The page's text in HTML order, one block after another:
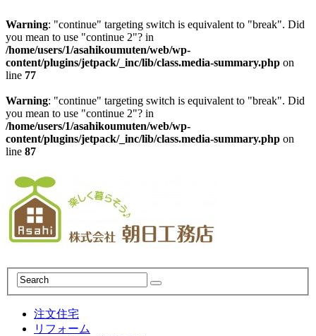
Warning: "continue" targeting switch is equivalent to "break". Did
you mean to use "continue 2"? in
/home/users/1/asahikoumuten/web/wp-
content/plugins/jetpack/_inc/lib/class.media-summary.php on
line 77
Warning: "continue" targeting switch is equivalent to "break". Did
you mean to use "continue 2"? in
/home/users/1/asahikoumuten/web/wp-
content/plugins/jetpack/_inc/lib/class.media-summary.php on
line 87
注文住宅
リフォーム